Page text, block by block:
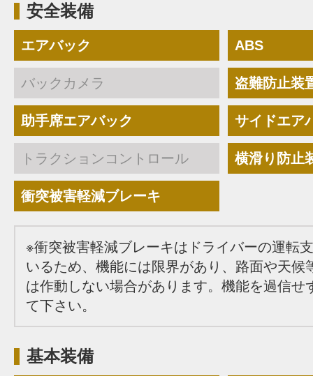
安全装備
エアバック ABS
バックカメラ 盗難防止装
助手席エアバック サイドエア
トラクションコントロール 横滑り防止
衝突被害軽減ブレーキ
※衝突被害軽減ブレーキはドライバーの運転
いるため、機能には限界があり、路面や天候
は作動しない場合があります。機能を過信せ
て下さい。
基本装備